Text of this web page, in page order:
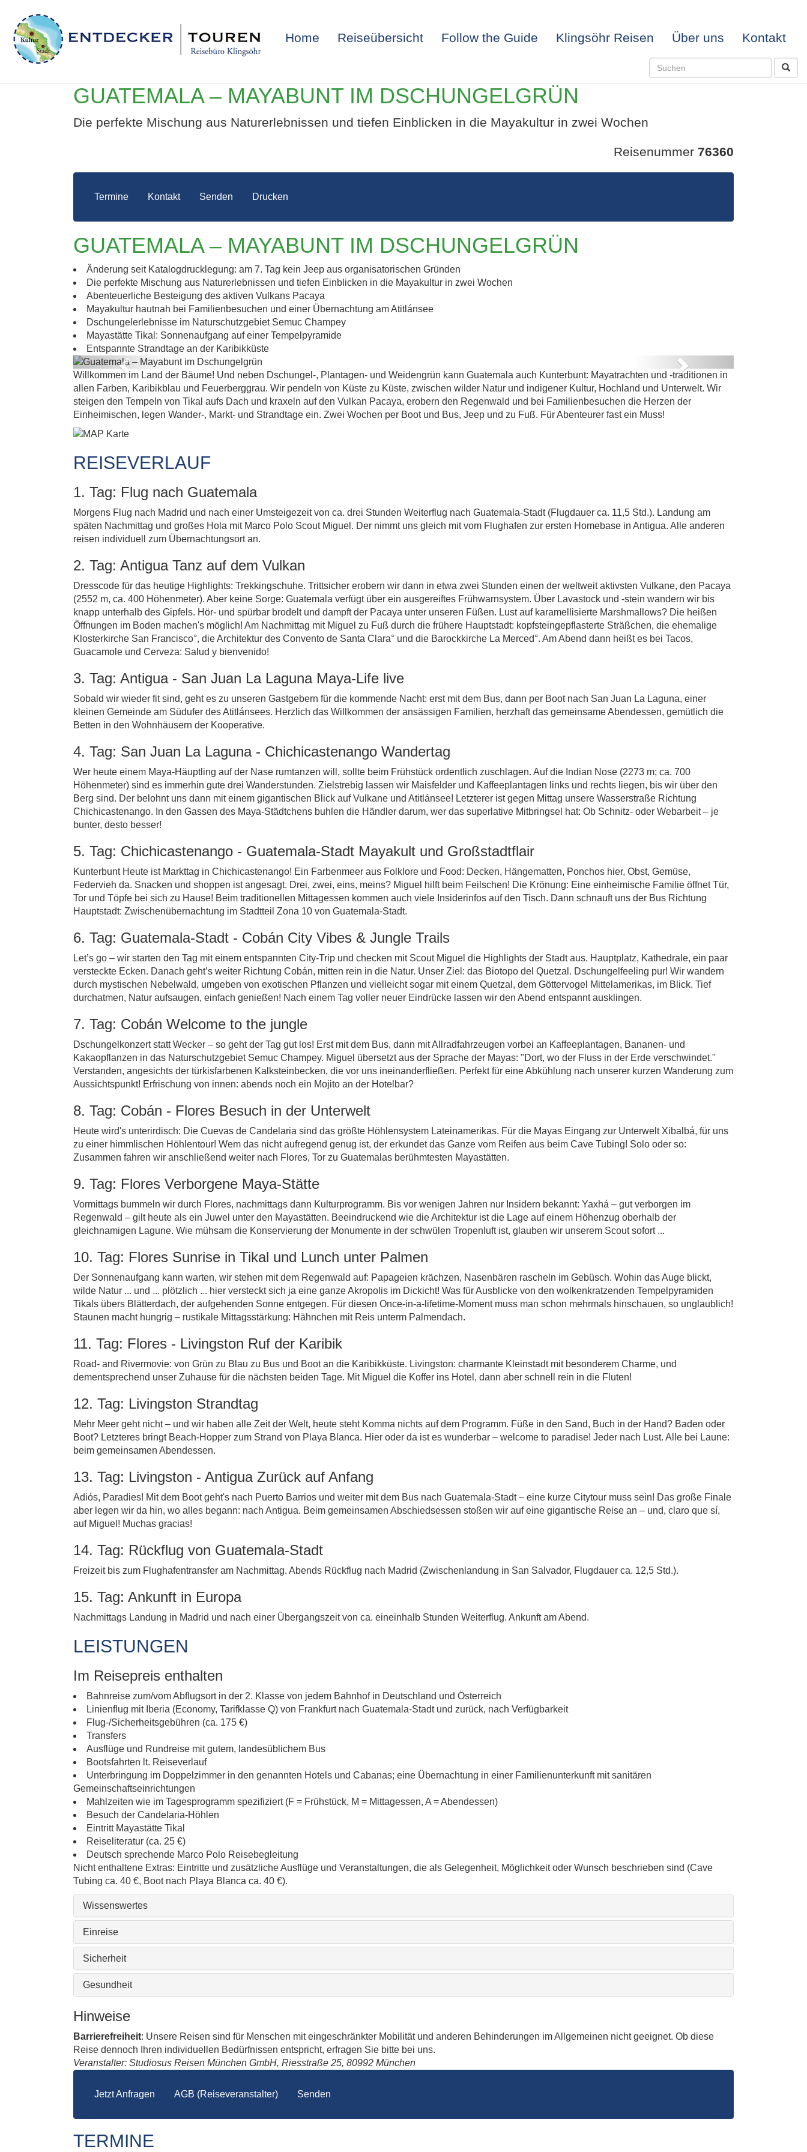
Home Reiseübersicht Follow the Guide Klingsöhr Reisen Über uns Kontakt
GUATEMALA – MAYABUNT
IM DSCHUNGELGRÜN
GUATEMALA – MAYABUNT IM DSCHUNGELGRÜN
Die perfekte Mischung aus Naturerlebnissen und tiefen Einblicken in die Mayakultur in zwei Wochen
Reisenummer 76360
Termine Kontakt Senden Drucken
GUATEMALA – MAYABUNT IM DSCHUNGELGRÜN
Änderung seit Katalogdrucklegung: am 7. Tag kein Jeep aus organisatorischen Gründen
Die perfekte Mischung aus Naturerlebnissen und tiefen Einblicken in die Mayakultur in zwei Wochen
Abenteuerliche Besteigung des aktiven Vulkans Pacaya
Mayakultur hautnah bei Familienbesuchen und einer Übernachtung am Atitlánsee
Dschungelerlebnisse im Naturschutzgebiet Semuc Champey
Mayastätte Tikal: Sonnenaufgang auf einer Tempelpyramide
Entspannte Strandtage an der Karibikküste
Guatemala – Mayabunt im Dschungelgrün
Previous Next
Willkommen im Land der Bäume! Und neben Dschungel-, Plantagen- und Weidengrün kann Guatemala auch Kunterbunt: Mayatrachten und -traditionen in
allen Farben, Karibikblau und Feuerberggrau. Wir pendeln von Küste zu Küste, zwischen wilder Natur und indigener Kultur, Hochland und Unterwelt. Wir
steigen den Tempeln von Tikal aufs Dach und kraxeln auf den Vulkan Pacaya, erobern den Regenwald und bei Familienbesuchen die Herzen der
Einheimischen, legen Wander-, Markt- und Strandtage ein. Zwei Wochen per Boot und Bus, Jeep und zu Fuß. Für Abenteurer fast ein Muss!
REISEVERLAUF
1. Tag: Flug nach Guatemala
Morgens Flug nach Madrid und nach einer Umsteigezeit von ca. drei Stunden Weiterflug nach Guatemala-Stadt (Flugdauer ca. 11,5 Std.). Landung am
späten Nachmittag und großes Hola mit Marco Polo Scout Miguel. Der nimmt uns gleich mit vom Flughafen zur ersten Homebase in Antigua. Alle anderen
reisen individuell zum Übernachtungsort an.
2. Tag: Antigua Tanz auf dem Vulkan
Dresscode für das heutige Highlights: Trekkingschuhe. Trittsicher erobern wir dann in etwa zwei Stunden einen der weltweit aktivsten Vulkane, den Pacaya
(2552 m, ca. 400 Höhenmeter). Aber keine Sorge: Guatemala verfügt über ein ausgereiftes Frühwarnsystem. Über Lavastock und -stein wandern wir bis
knapp unterhalb des Gipfels. Hör- und spürbar brodelt und dampft der Pacaya unter unseren Füßen. Lust auf karamellisierte Marshmallows? Die heißen
Öffnungen im Boden machen's möglich! Am Nachmittag mit Miguel zu Fuß durch die frühere Hauptstadt: kopfsteingepflasterte Sträßchen, die ehemalige
Klosterkirche San Francisco°, die Architektur des Convento de Santa Clara° und die Barockkirche La Merced°. Am Abend dann heißt es bei Tacos,
Guacamole und Cerveza: Salud y bienvenido!
3. Tag: Antigua - San Juan La Laguna Maya-Life live
Sobald wir wieder fit sind, geht es zu unseren Gastgebern für die kommende Nacht: erst mit dem Bus, dann per Boot nach San Juan La Laguna, einer
kleinen Gemeinde am Südufer des Atitlánsees. Herzlich das Willkommen der ansässigen Familien, herzhaft das gemeinsame Abendessen, gemütlich die
Betten in den Wohnhäusern der Kooperative.
4. Tag: San Juan La Laguna - Chichicastenango Wandertag
Wer heute einem Maya-Häuptling auf der Nase rumtanzen will, sollte beim Frühstück ordentlich zuschlagen. Auf die Indian Nose (2273 m; ca. 700
Höhenmeter) sind es immerhin gute drei Wanderstunden. Zielstrebig lassen wir Maisfelder und Kaffeeplantagen links und rechts liegen, bis wir über den
Berg sind. Der belohnt uns dann mit einem gigantischen Blick auf Vulkane und Atitlánsee! Letzterer ist gegen Mittag unsere Wasserstraße Richtung
Chichicastenango. In den Gassen des Maya-Städtchens buhlen die Händler darum, wer das superlative Mitbringsel hat: Ob Schnitz- oder Webarbeit – je
bunter, desto besser!
5. Tag: Chichicastenango - Guatemala-Stadt Mayakult und Großstadtflair
Kunterbunt Heute ist Markttag in Chichicastenango! Ein Farbenmeer aus Folklore und Food: Decken, Hängematten, Ponchos hier, Obst, Gemüse,
Federvieh da. Snacken und shoppen ist angesagt. Drei, zwei, eins, meins? Miguel hilft beim Feilschen! Die Krönung: Eine einheimische Familie öffnet Tür,
Tor und Töpfe bei sich zu Hause! Beim traditionellen Mittagessen kommen auch viele Insiderinfos auf den Tisch. Dann schnauft uns der Bus Richtung
Hauptstadt: Zwischenübernachtung im Stadtteil Zona 10 von Guatemala-Stadt.
6. Tag: Guatemala-Stadt - Cobán City Vibes & Jungle Trails
Let’s go – wir starten den Tag mit einem entspannten City-Trip und checken mit Scout Miguel die Highlights der Stadt aus. Hauptplatz, Kathedrale, ein paar
versteckte Ecken. Danach geht’s weiter Richtung Cobán, mitten rein in die Natur. Unser Ziel: das Biotopo del Quetzal. Dschungelfeeling pur! Wir wandern
durch mystischen Nebelwald, umgeben von exotischen Pflanzen und vielleicht sogar mit einem Quetzal, dem Göttervogel Mittelamerikas, im Blick. Tief
durchatmen, Natur aufsaugen, einfach genießen! Nach einem Tag voller neuer Eindrücke lassen wir den Abend entspannt ausklingen.
7. Tag: Cobán Welcome to the jungle
Dschungelkonzert statt Wecker – so geht der Tag gut los! Erst mit dem Bus, dann mit Allradfahrzeugen vorbei an Kaffeeplantagen, Bananen- und
Kakaopflanzen in das Naturschutzgebiet Semuc Champey. Miguel übersetzt aus der Sprache der Mayas: "Dort, wo der Fluss in der Erde verschwindet."
Verstanden, angesichts der türkisfarbenen Kalksteinbecken, die vor uns ineinanderfließen. Perfekt für eine Abkühlung nach unserer kurzen Wanderung zum
Aussichtspunkt! Erfrischung von innen: abends noch ein Mojito an der Hotelbar?
8. Tag: Cobán - Flores Besuch in der Unterwelt
Heute wird's unterirdisch: Die Cuevas de Candelaria sind das größte Höhlensystem Lateinamerikas. Für die Mayas Eingang zur Unterwelt Xibalbá, für uns
zu einer himmlischen Höhlentour! Wem das nicht aufregend genug ist, der erkundet das Ganze vom Reifen aus beim Cave Tubing! Solo oder so:
Zusammen fahren wir anschließend weiter nach Flores, Tor zu Guatemalas berühmtesten Mayastätten.
9. Tag: Flores Verborgene Maya-Stätte
Vormittags bummeln wir durch Flores, nachmittags dann Kulturprogramm. Bis vor wenigen Jahren nur Insidern bekannt: Yaxhá – gut verborgen im
Regenwald – gilt heute als ein Juwel unter den Mayastätten. Beeindruckend wie die Architektur ist die Lage auf einem Höhenzug oberhalb der
gleichnamigen Lagune. Wie mühsam die Konservierung der Monumente in der schwülen Tropenluft ist, glauben wir unserem Scout sofort ...
10. Tag: Flores Sunrise in Tikal und Lunch unter Palmen
Der Sonnenaufgang kann warten, wir stehen mit dem Regenwald auf: Papageien krächzen, Nasenbären rascheln im Gebüsch. Wohin das Auge blickt,
wilde Natur ... und ... plötzlich ... hier versteckt sich ja eine ganze Akropolis im Dickicht! Was für Ausblicke von den wolkenkratzenden Tempelpyramiden
Tikals übers Blätterdach, der aufgehenden Sonne entgegen. Für diesen Once-in-a-lifetime-Moment muss man schon mehrmals hinschauen, so unglaublich!
Staunen macht hungrig – rustikale Mittagsstärkung: Hähnchen mit Reis unterm Palmendach.
11. Tag: Flores - Livingston Ruf der Karibik
Road- and Rivermovie: von Grün zu Blau zu Bus und Boot an die Karibikküste. Livingston: charmante Kleinstadt mit besonderem Charme, und
dementsprechend unser Zuhause für die nächsten beiden Tage. Mit Miguel die Koffer ins Hotel, dann aber schnell rein in die Fluten!
12. Tag: Livingston Strandtag
Mehr Meer geht nicht – und wir haben alle Zeit der Welt, heute steht Komma nichts auf dem Programm. Füße in den Sand, Buch in der Hand? Baden oder
Boot? Letzteres bringt Beach-Hopper zum Strand von Playa Blanca. Hier oder da ist es wunderbar – welcome to paradise! Jeder nach Lust. Alle bei Laune:
beim gemeinsamen Abendessen.
13. Tag: Livingston - Antigua Zurück auf Anfang
Adiós, Paradies! Mit dem Boot geht's nach Puerto Barrios und weiter mit dem Bus nach Guatemala-Stadt – eine kurze Citytour muss sein! Das große Finale
aber legen wir da hin, wo alles begann: nach Antigua. Beim gemeinsamen Abschiedsessen stoßen wir auf eine gigantische Reise an – und, claro que sí,
auf Miguel! Muchas gracias!
14. Tag: Rückflug von Guatemala-Stadt
Freizeit bis zum Flughafentransfer am Nachmittag. Abends Rückflug nach Madrid (Zwischenlandung in San Salvador, Flugdauer ca. 12,5 Std.).
15. Tag: Ankunft in Europa
Nachmittags Landung in Madrid und nach einer Übergangszeit von ca. eineinhalb Stunden Weiterflug. Ankunft am Abend.
LEISTUNGEN
Im Reisepreis enthalten
Bahnreise zum/vom Abflugsort in der 2. Klasse von jedem Bahnhof in Deutschland und Österreich
Linienflug mit Iberia (Economy, Tarifklasse Q) von Frankfurt nach Guatemala-Stadt und zurück, nach Verfügbarkeit
Flug-/Sicherheitsgebühren (ca. 175 €)
Transfers
Ausflüge und Rundreise mit gutem, landesüblichem Bus
Bootsfahrten lt. Reiseverlauf
Unterbringung im Doppelzimmer in den genannten Hotels und Cabanas; eine Übernachtung in einer Familienunterkunft mit sanitären
Gemeinschaftseinrichtungen
Mahlzeiten wie im Tagesprogramm spezifiziert (F = Frühstück, M = Mittagessen, A = Abendessen)
Besuch der Candelaria-Höhlen
Eintritt Mayastätte Tikal
Reiseliteratur (ca. 25 €)
Deutsch sprechende Marco Polo Reisebegleitung
Nicht enthaltene Extras: Eintritte und zusätzliche Ausflüge und Veranstaltungen, die als Gelegenheit, Möglichkeit oder Wunsch beschrieben sind (Cave
Tubing ca. 40 €, Boot nach Playa Blanca ca. 40 €).
Wissenswertes
Einreise
Sicherheit
Gesundheit
Hinweise
Barrierefreiheit: Unsere Reisen sind für Menschen mit eingeschränkter Mobilität und anderen Behinderungen im Allgemeinen nicht geeignet. Ob diese
Reise dennoch Ihren individuellen Bedürfnissen entspricht, erfragen Sie bitte bei uns.
Veranstalter: Studiosus Reisen München GmbH, Riesstraße 25, 80992 München
Jetzt Anfragen AGB (Reiseveranstalter) Senden
TERMINE